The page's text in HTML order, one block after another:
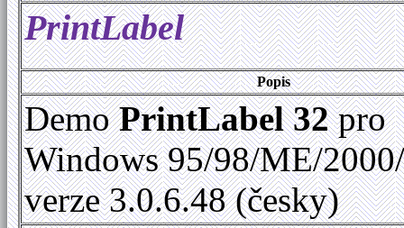
PrintLabel
Popis
DemoPrintLabel 32pro
Windows 95/98/ME/
verze 3.0.6.48 (česky)